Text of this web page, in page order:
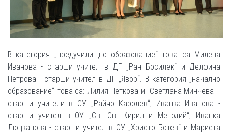
В категория „предучилищно образование“ това са Милена
Иванова - старши учител в ДГ „Ран Босилек“ и Делфина
Петрова - старши учител в ДГ „Явор“. В категория „начално
образование“ това са: Лилия Петкова и Светлана Минчева -
старши учители в СУ „Райчо Каролев“, Иванка Иванова -
старши учител в ОУ „Св. Св. Кирил и Методий“, Иванка
Люцканова - старши учител в ОУ „Христо Ботев“ и Мариета